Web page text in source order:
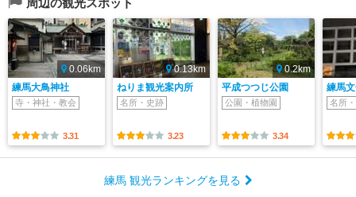
0.06km
練馬大鳥神社
寺・神社・教会
3.31
0.13km
ねりま観光案内所
名所・史跡
3.23
0.2km
平成つつじ公園
公園・植物園
3.34
練馬
名所
練馬 観光ランキングを見る